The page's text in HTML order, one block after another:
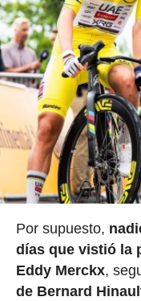
Por supuesto,
días que vistió la
Eddy Merckx,
de Bernard